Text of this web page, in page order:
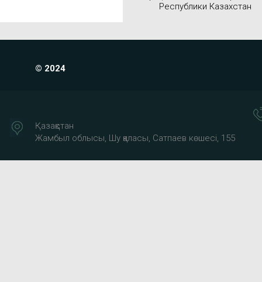
Республики Казахстан
© 2024
Қазақстан
Жамбыл облысы, Шу қаласы, Сатпаев көшесі, 155